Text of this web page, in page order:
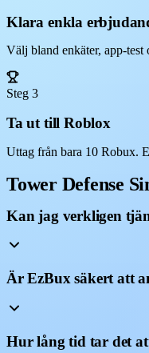
Klara enkla
Välj bland enkäter, app-test
Steg 3
Ta ut till Roblox
Uttag från bara 10 Robux.
Tower Defense
Kan jag verkligen
Är EzBux säkert att
Hur lång tid tar det